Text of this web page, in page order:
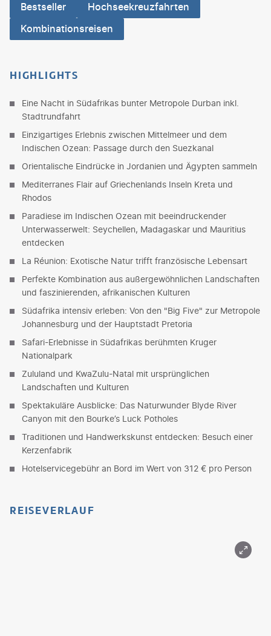
Bestseller
Hochseekreuzfahrten
Kombinationsreisen
HIGHLIGHTS
Eine Nacht in Südafrikas bunter Metropole Durban inkl.
Stadtrundfahrt
Einzigartiges Erlebnis zwischen Mittelmeer und dem
Indischen Ozean: Passage durch den Suezkanal
Orientalische Eindrücke in Jordanien und Ägypten sammeln
Mediterranes Flair auf Griechenlands Inseln Kreta und
Rhodos
Paradiese im Indischen Ozean mit beeindruckender
Unterwasserwelt: Seychellen, Madagaskar und Mauritius
entdecken
La Réunion: Exotische Natur trifft französische Lebensart
Perfekte Kombination aus außergewöhnlichen Landschaften
und faszinierenden, afrikanischen Kulturen
Südafrika intensiv erleben: Von den "Big Five" zur Metropole
Johannesburg und der Hauptstadt Pretoria
Safari-Erlebnisse in Südafrikas berühmten Kruger
Nationalpark
Zululand und KwaZulu-Natal mit ursprünglichen
Landschaften und Kulturen
Spektakuläre Ausblicke: Das Naturwunder Blyde River
Canyon mit den Bourke’s Luck Potholes
Traditionen und Handwerkskunst entdecken: Besuch einer
Kerzenfabrik
Hotelservicegebühr an Bord im Wert von 312 € pro Person
REISEVERLAUF